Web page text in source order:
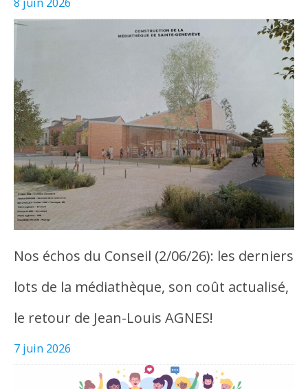
Nos échos du Conseil (2/06/26): les derniers
lots de la médiathèque, son coût actualisé,
le retour de Jean-Louis AGNES!
7 juin 2026